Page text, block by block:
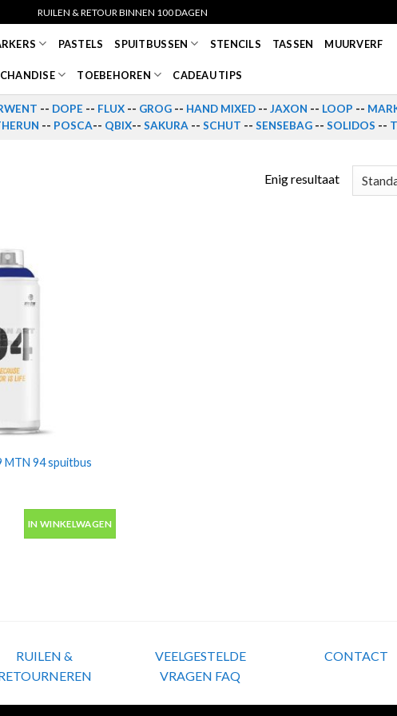
RUILEN & RETOUR BINNEN 100 DAGEN
PASTELS SPUITBUSSEN STENCILS TASSEN MUURVERF
TOEBEHOREN CADEAU TIPS
-- DOPE -- FLUX -- GROG -- HAND MIXED -- JAXON -- LOOP --
-- POSCA-- QBIX-- SAKURA -- SCHUT -- SENSEBAG -- SOLIDOS --
Enig resultaat
MTN 94 spuitbus
IN WINKELWAGEN
RUILEN &
VEELGESTELDE
VRAGEN FAQ
CONTACT